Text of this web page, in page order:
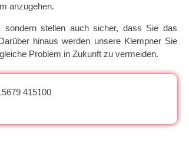
anzugehen.
stellen auch sicher, dass Sie das
hinaus werden unsere Klempner Sie
Problem in Zukunft zu vermeiden.
415100